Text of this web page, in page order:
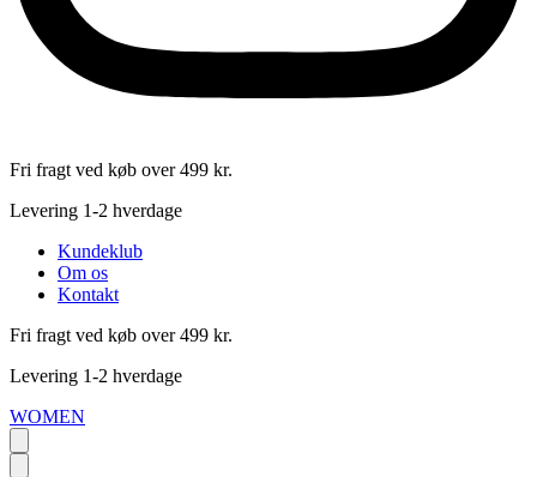
Fri fragt ved køb over 499 kr.
Levering 1-2 hverdage
Kundeklub
Om os
Kontakt
Fri fragt ved køb over 499 kr.
Levering 1-2 hverdage
WOMEN